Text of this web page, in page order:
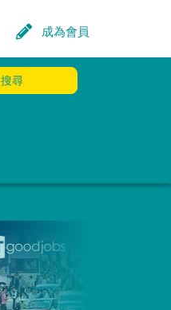
成為會員
搜尋